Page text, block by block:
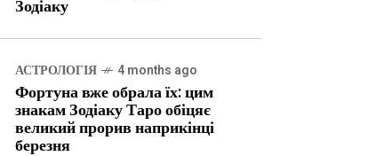
Зодіаку
АСТРОЛОГІЯ 4 months ago
Фортуна вже обрала їх: цим
знакам Зодіаку Таро обіцяє
великий прорив наприкінці
березня